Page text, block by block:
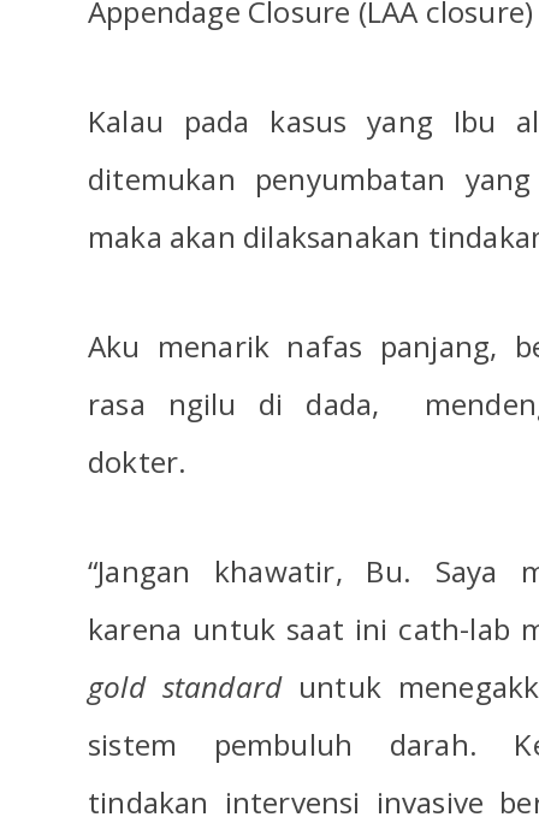
Appendage Closure (LAA
Kalau pada kasus yang Ibu
ditemukan penyumbatan
maka akan dilaksanakan
Aku menarik nafas panjang,
rasa ngilu di dada,
dokter.
“Jangan khawatir, Bu. Saya
karena untuk saat ini cath-lab
gold standarduntuk
sistem pembuluh darah.
tindakan intervensi invasive